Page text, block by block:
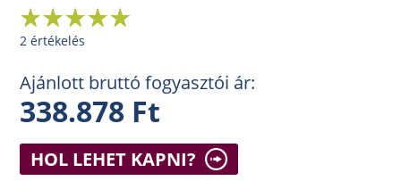
2 értékelés
Ajánlott bruttó fogyasztói ár:
338.878 Ft
HOL LEHET KAPNI?